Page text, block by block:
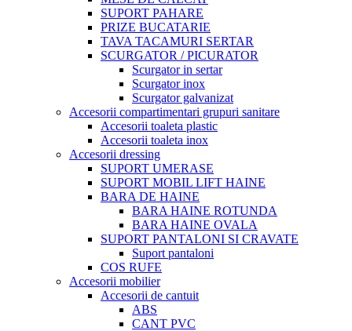
SUPORT PAHARE
PRIZE BUCATARIE
TAVA TACAMURI SERTAR
SCURGATOR / PICURATOR
Scurgator in sertar
Scurgator inox
Scurgator galvanizat
Accesorii compartimentari grupuri sanitare
Accesorii toaleta plastic
Accesorii toaleta inox
Accesorii dressing
SUPORT UMERASE
SUPORT MOBIL LIFT HAINE
BARA DE HAINE
BARA HAINE ROTUNDA
BARA HAINE OVALA
SUPORT PANTALONI SI CRAVATE
Suport pantaloni
COS RUFE
Accesorii mobilier
Accesorii de cantuit
ABS
CANT PVC